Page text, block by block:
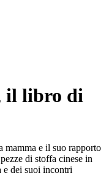
il libro di
mamma e il suo rapporto
di stoffa cinese in
e dei suoi incontri